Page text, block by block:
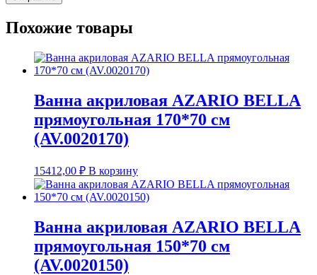
Похожие товары
Ванна акриловая AZARIO BELLA
прямоугольная 170*70 см
(AV.0020170)
15412,00 ₽ В корзину
Ванна акриловая AZARIO BELLA
прямоугольная 150*70 см
(AV.0020150)